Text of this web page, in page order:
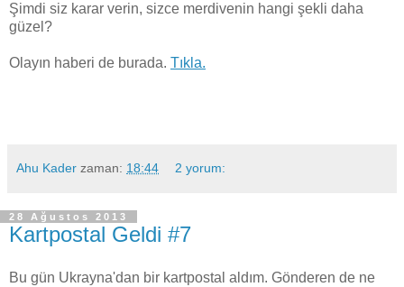
Şimdi siz karar verin, sizce merdivenin hangi şekli daha
güzel?
Olayın haberi de burada. Tıkla.
Ahu Kader zaman: 18:44 2 yorum:
28 Ağustos 2013
Kartpostal Geldi #7
Bu gün Ukrayna'dan bir kartpostal aldım. Gönderen de ne